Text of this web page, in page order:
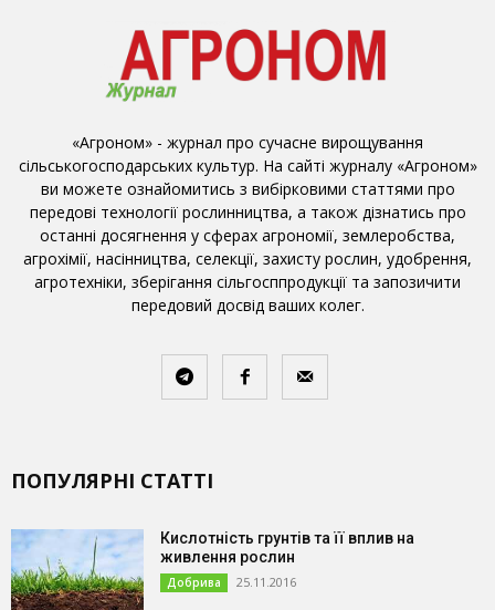
«Агроном» - журнал про сучасне вирощування
сільськогосподарських культур. На сайті журналу «Агроном»
ви можете ознайомитись з вибірковими статтями про
передові технології рослинництва, а також дізнатись про
останні досягнення у сферах агрономії, землеробства,
агрохімії, насінництва, селекції, захисту рослин, удобрення,
агротехніки, зберігання сільгосппродукції та запозичити
передовий досвід ваших колег.
ПОПУЛЯРНІ СТАТТІ
Кислотність грунтів та її вплив на
живлення рослин
Добрива 25.11.2016